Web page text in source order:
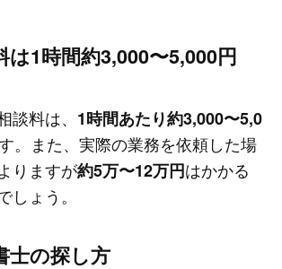
は1時間約3,000〜5,000円
料は、 1時間あたり約3,000〜5,0
。また、実際の業務を依頼した場
りますが約5万〜12万円はかかる
しょう。
士の探し方